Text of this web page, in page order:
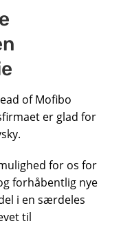
of Mofibo
er glad for
for os for
forhåbentlig nye
i en særdeles
til